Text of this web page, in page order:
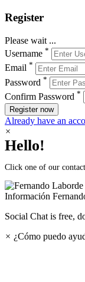
Register
Please wait ...
Username *
Email *
Password *
Confirm Password *
Register now
Already have an
×
Hello!
Click one of our
Información
Social Chat is free,
× ¿Cómo puedo